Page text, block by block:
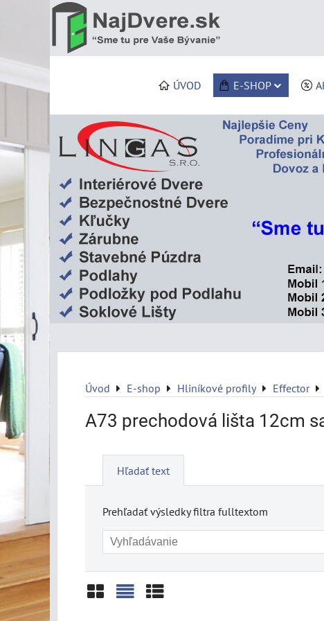
ÚVOD E-SHOP
Úvod E-shop Hliníkové profily Effector
A73 prechodová lišta 12cm
Hľadať text
Prehľadať výsledky filtra fulltextom